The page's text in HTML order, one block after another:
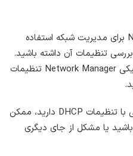
اگر شما از Network Manager برای مدیریت شبکه استفاده
تنظیمات آن داشته باشید.
می‌توانید از طریق واسط گرافیکی Network Manager تنظیمات
اگر با بررسی این موارد هنوز مشکلی با تنظیمات DHCP دارید، ممکن
یا مشکل از جای دیگری